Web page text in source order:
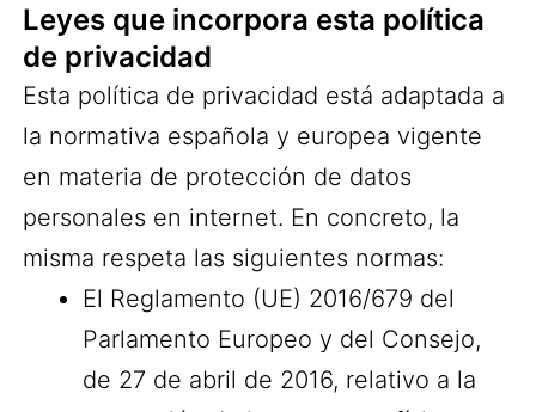
Leyes que incorpora esta política
de privacidad
Esta política de privacidad está adaptada a
la normativa española y europea vigente
en materia de protección de datos
personales en internet. En concreto, la
misma respeta las siguientes normas:
El Reglamento (UE) 2016/679 del
Parlamento Europeo y del Consejo,
de 27 de abril de 2016, relativo a la